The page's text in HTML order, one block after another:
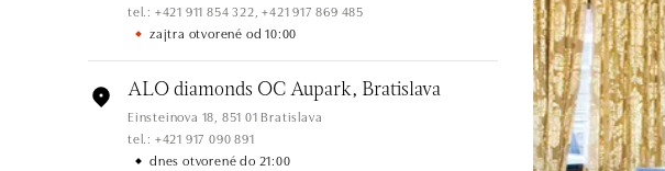
tel.: +421 911 854 322, +421 917 869 485
zajtra otvorené od 10:00
ALO diamonds OC Aupark, Bratislava
Einsteinova 18, 851 01 Bratislava
tel.: +421 917 090 891
dnes otvorené do 21:00